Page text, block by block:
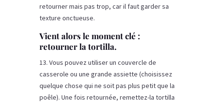
retourner mais pas trop, car il faut garder sa
texture onctueuse.
Vient alors le moment clé :
retourner la tortilla.
13. Vous pouvez utiliser un couvercle de
casserole ou une grande assiette (choisissez
quelque chose qui ne soit pas plus petit que la
poêle). Une fois retournée, remettez-la tortilla